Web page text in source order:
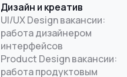
Дизайн и креатив
UI/UX Design вакансии:
работа дизайнером
интерфейсов
Product Design вакансии:
работа продуктовым